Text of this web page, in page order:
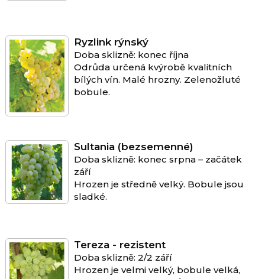
Ryzlink rýnský
Doba sklizně: konec října
Odrůda určená kvýrobě kvalitních
bílých vín. Malé hrozny. Zelenožluté
bobule.
Sultania (bezsemenné)
Doba sklizně: konec srpna – začátek
září
Hrozen je středně velký. Bobule jsou
sladké.
Tereza - rezistent
Doba sklizně: 2/2 září
Hrozen je velmi velký, bobule velká,